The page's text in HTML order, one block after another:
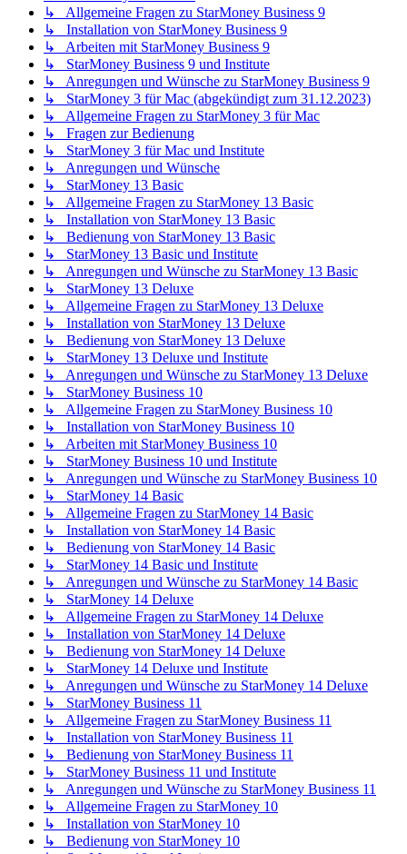
↳ Allgemeine Fragen zu StarMoney Business 9
↳ Installation von StarMoney Business 9
↳ Arbeiten mit StarMoney Business 9
↳ StarMoney Business 9 und Institute
↳ Anregungen und Wünsche zu StarMoney Business 9
↳ StarMoney 3 für Mac (abgekündigt zum 31.12.2023)
↳ Allgemeine Fragen zu StarMoney 3 für Mac
↳ Fragen zur Bedienung
↳ StarMoney 3 für Mac und Institute
↳ Anregungen und Wünsche
↳ StarMoney 13 Basic
↳ Allgemeine Fragen zu StarMoney 13 Basic
↳ Installation von StarMoney 13 Basic
↳ Bedienung von StarMoney 13 Basic
↳ StarMoney 13 Basic und Institute
↳ Anregungen und Wünsche zu StarMoney 13 Basic
↳ StarMoney 13 Deluxe
↳ Allgemeine Fragen zu StarMoney 13 Deluxe
↳ Installation von StarMoney 13 Deluxe
↳ Bedienung von StarMoney 13 Deluxe
↳ StarMoney 13 Deluxe und Institute
↳ Anregungen und Wünsche zu StarMoney 13 Deluxe
↳ StarMoney Business 10
↳ Allgemeine Fragen zu StarMoney Business 10
↳ Installation von StarMoney Business 10
↳ Arbeiten mit StarMoney Business 10
↳ StarMoney Business 10 und Institute
↳ Anregungen und Wünsche zu StarMoney Business 10
↳ StarMoney 14 Basic
↳ Allgemeine Fragen zu StarMoney 14 Basic
↳ Installation von StarMoney 14 Basic
↳ Bedienung von StarMoney 14 Basic
↳ StarMoney 14 Basic und Institute
↳ Anregungen und Wünsche zu StarMoney 14 Basic
↳ StarMoney 14 Deluxe
↳ Allgemeine Fragen zu StarMoney 14 Deluxe
↳ Installation von StarMoney 14 Deluxe
↳ Bedienung von StarMoney 14 Deluxe
↳ StarMoney 14 Deluxe und Institute
↳ Anregungen und Wünsche zu StarMoney 14 Deluxe
↳ StarMoney Business 11
↳ Allgemeine Fragen zu StarMoney Business 11
↳ Installation von StarMoney Business 11
↳ Bedienung von StarMoney Business 11
↳ StarMoney Business 11 und Institute
↳ Anregungen und Wünsche zu StarMoney Business 11
↳ Allgemeine Fragen zu StarMoney 10
↳ Installation von StarMoney 10
↳ Bedienung von StarMoney 10